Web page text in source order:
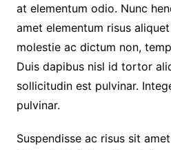
at elementum odio. Nunc
amet elementum risus
molestie ac dictum non,
Duis dapibus nisl id tortor
sollicitudin est pulvinar.
pulvinar.
Suspendisse ac risus sit